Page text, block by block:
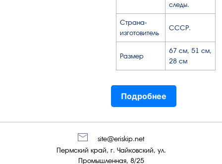
следы.
Страна-
изготовитель
СССР.
Размер
67 см, 51 см,
28 см
Подробнее
Пермский край, г. Чайковский, ул.
Промышленная, 8/25
site@eriskip.net